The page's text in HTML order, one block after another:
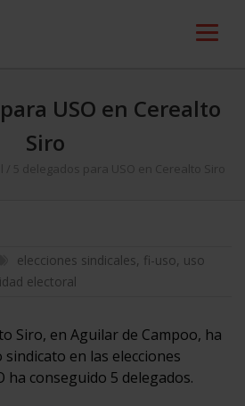
USO en Cerealto
Siro
5 delegados para USO en Cerealto Siro
elecciones sindicales, fi-uso, uso
electoral
Siro, en Aguilar de Campoo, ha
en las elecciones
ha conseguido 5 delegados.